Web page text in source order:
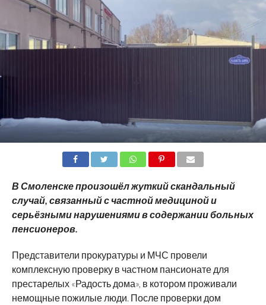
В Смоленске произошёл жуткий скандальный
случай, связанный с частной медициной и
серьёзными нарушениями в содержании больных
пенсионеров.
Представители прокуратуры и МЧС провели
комплексную проверку в частном пансионате для
престарелых «Радость дома», в котором проживали
немощные пожилые люди. После проверки дом